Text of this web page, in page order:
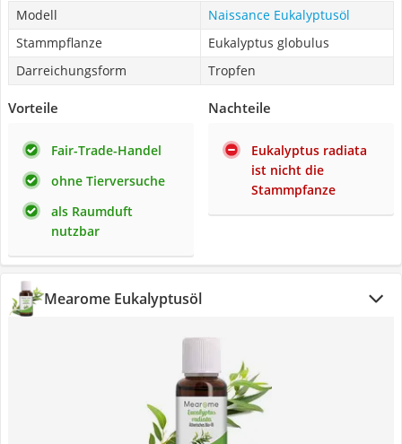
Modell
Naissance Eukalyptusöl
Stammpflanze
Eukalyptus globulus
Darreichungsform
Tropfen
Vorteile
Fair-Trade-Handel
ohne Tierversuche
als Raumduft
nutzbar
Nachteile
Eukalyptus radiata
ist nicht die
Stammpfanze
Mearome Eukalyptusöl